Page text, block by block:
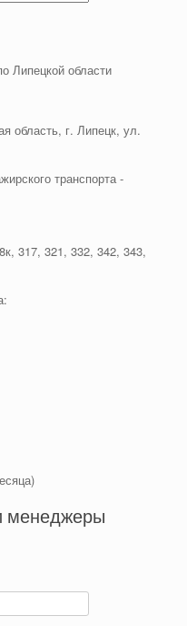
Липецкой области
область, г. Липецк, ул.
транспорта -
317, 321, 332, 342, 343,
менеджеры